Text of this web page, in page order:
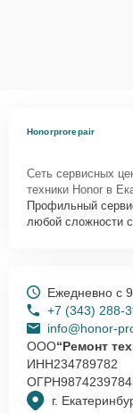
Honorprorepair
Сеть сервисных
техники Honor в
Профильный
любой сложности с
г.
Ежедневно с
+7 (343) 288-
info@honor-
ООО“Ремонт
ИНН234789782
ОГРН